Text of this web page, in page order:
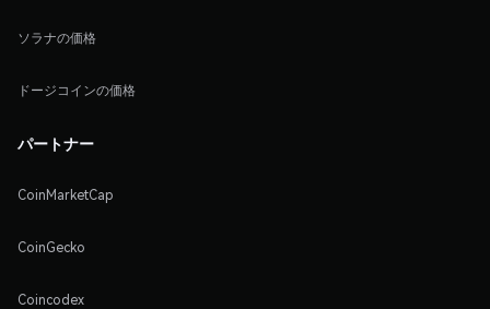
ソラナの価格
ドージコインの価格
パートナー
CoinMarketCap
CoinGecko
Coincodex